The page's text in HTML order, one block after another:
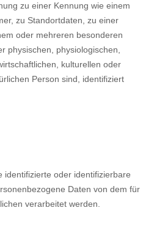
zu einer Kennung wie einem
zu Standortdaten, zu einer
oder mehreren besonderen
physischen, physiologischen,
kulturellen oder
Person sind, identifiziert
identifizierte oder identifizierbare
Daten von dem für
verarbeitet werden.